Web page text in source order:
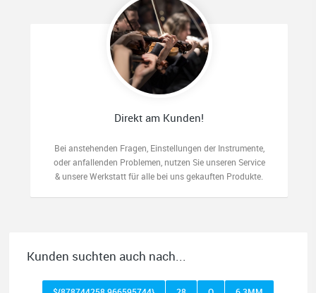
Direkt am Kunden!
Bei anstehenden Fragen, Einstellungen der Instrumente,
oder anfallenden Problemen, nutzen Sie unseren Service
& unsere Werkstatt für alle bei uns gekauften Produkte.
Kunden suchten auch nach...